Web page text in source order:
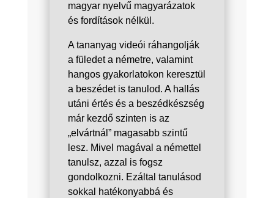
magyar nyelvű magyarázatok
és fordítások nélkül.
A tananyag videói ráhangolják
a füledet a németre, valamint
hangos gyakorlatokon keresztül
a beszédet is tanulod. A hallás
utáni értés és a beszédkészség
már kezdő szinten is az
„elvártnál” magasabb szintű
lesz. Mivel magával a némettel
tanulsz, azzal is fogsz
gondolkozni. Ezáltal tanulásod
sokkal hatékonyabbá és